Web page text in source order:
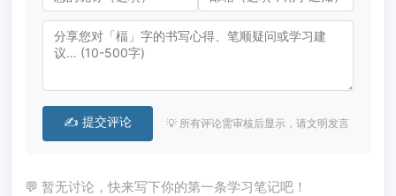
✍️ 提交评论 💡 所有评论需审核后显示，请文明发言
💬 暂无讨论，快来写下你的第一条学习笔记吧！